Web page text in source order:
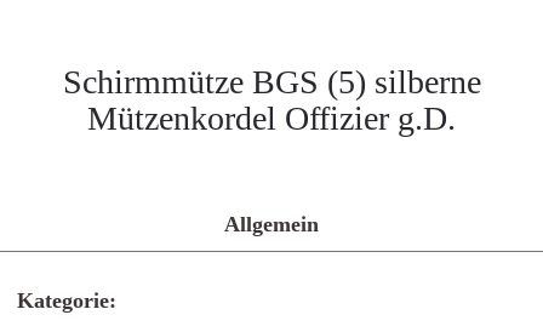
Schirmmütze BGS (5) silberne
Mützenkordel Offizier g.D.
Allgemein
Kategorie: